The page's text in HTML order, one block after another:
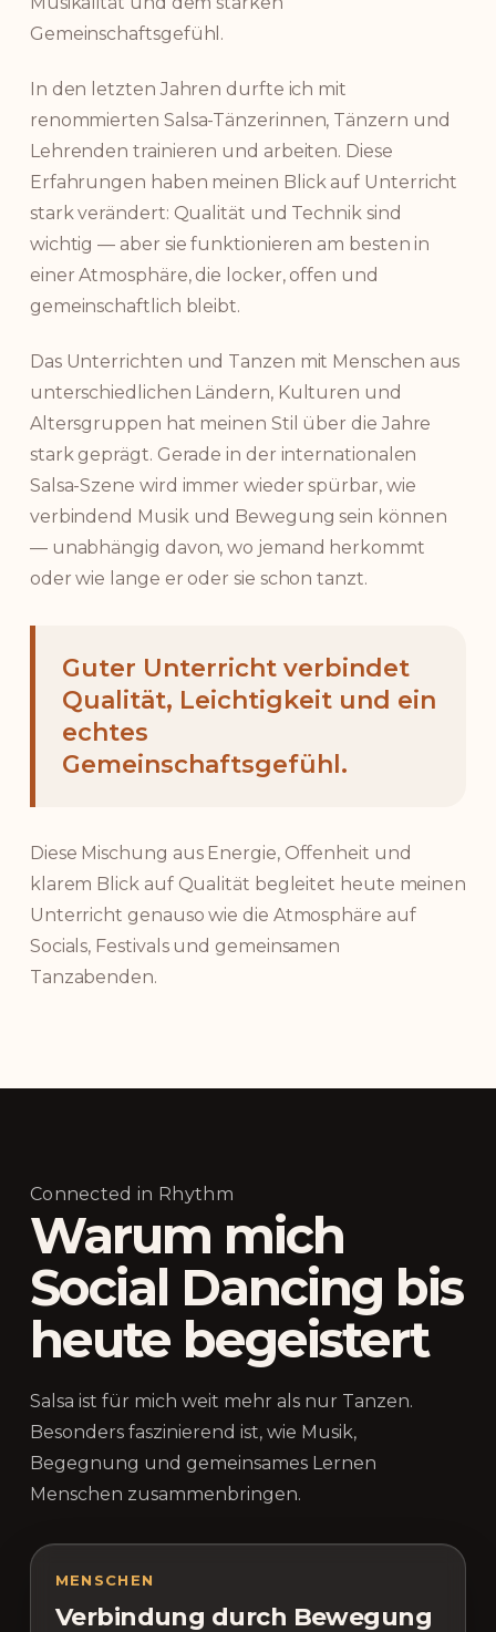
Gemeinschaftsgefühl.
In den letzten Jahren durfte ich mit
renommierten Salsa-Tänzerinnen, Tänzern und
Lehrenden trainieren und arbeiten. Diese
Erfahrungen haben meinen Blick auf Unterricht
stark verändert: Qualität und Technik sind
wichtig — aber sie funktionieren am besten in
einer Atmosphäre, die locker, offen und
gemeinschaftlich bleibt.
Das Unterrichten und Tanzen mit Menschen aus
unterschiedlichen Ländern, Kulturen und
Altersgruppen hat meinen Stil über die Jahre
stark geprägt. Gerade in der internationalen
Salsa-Szene wird immer wieder spürbar, wie
verbindend Musik und Bewegung sein können
— unabhängig davon, wo jemand herkommt
oder wie lange er oder sie schon tanzt.
Guter Unterricht verbindet
Qualität, Leichtigkeit und ein
echtes
Gemeinschaftsgefühl.
Diese Mischung aus Energie, Offenheit und
klarem Blick auf Qualität begleitet heute meinen
Unterricht genauso wie die Atmosphäre auf
Socials, Festivals und gemeinsamen
Tanzabenden.
Connected in Rhythm
Warum mich
Social Dancing bis
heute begeistert
Salsa ist für mich weit mehr als nur Tanzen.
Besonders faszinierend ist, wie Musik,
Begegnung und gemeinsames Lernen
Menschen zusammenbringen.
MENSCHEN
Verbindung durch Bewegung